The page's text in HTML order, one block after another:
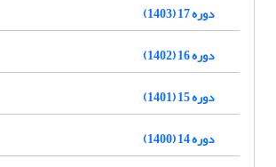
دوره 17 (1403)
دوره 16 (1402)
دوره 15 (1401)
دوره 14 (1400)